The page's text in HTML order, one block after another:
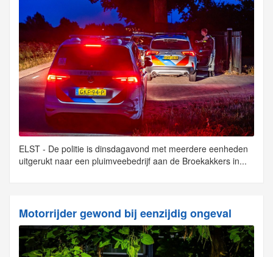
ELST - De politie is dinsdagavond met meerdere eenheden
uitgerukt naar een pluimveebedrijf aan de Broekakkers in...
Motorrijder gewond bij eenzijdig ongeval